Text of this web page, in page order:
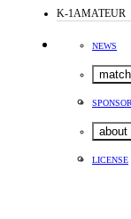
K-1AMATEUR
NEWS
match
about
LICENSE